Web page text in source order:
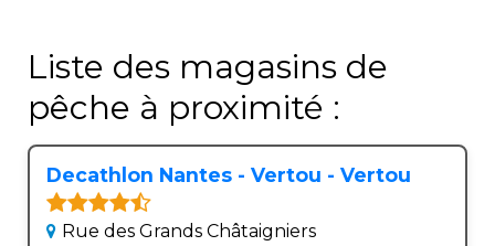
Liste des magasins de
pêche à proximité :
Decathlon Nantes - Vertou - Vertou
Rue des Grands Châtaigniers